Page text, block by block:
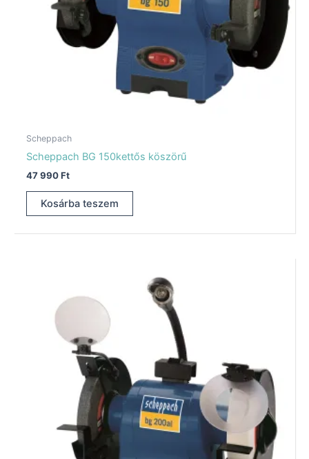
Scheppach
Scheppach BG 150kettős köszörű
47 990Ft
Kosárba teszem